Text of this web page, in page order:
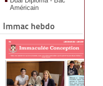
Américain
Immac hebdo